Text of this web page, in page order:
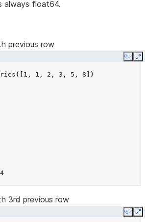
always float64.
previous row
Copy
([ 1 , 1 , 2 , 3 , 5 , 8 ])
3rd previous row
Copy